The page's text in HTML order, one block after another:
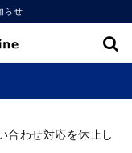
らせ
合わせ対応を休止し